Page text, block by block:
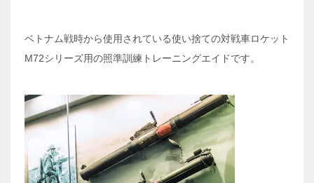
ベトナム戦時から使用されている使い捨ての対戦車ロケット
M72シリーズ用の照準訓練トレーニングエイドです。